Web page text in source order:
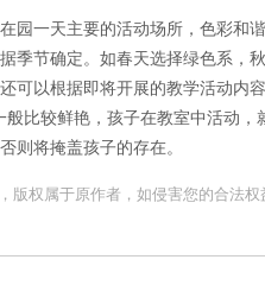
园一天主要的活动场所，色彩和
季节确定。如春天选择绿色系，
可以根据即将开展的教学活动内
比较鲜艳，孩子在教室中活动
则将掩盖孩子的存在。
版权属于原作者，如侵害您的合法